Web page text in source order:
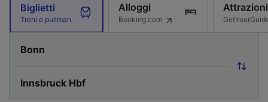
Biglietti
Treni e pullman
Alloggi
Booking.com
Attrazioni